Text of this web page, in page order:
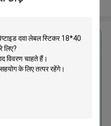
प्राप्त करें
दवा लेबल स्टिकर 18*40
फ्लास्क लेबल 2ml